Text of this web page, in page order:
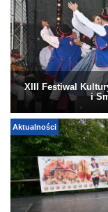
XIII Festiwal
i
Aktualności